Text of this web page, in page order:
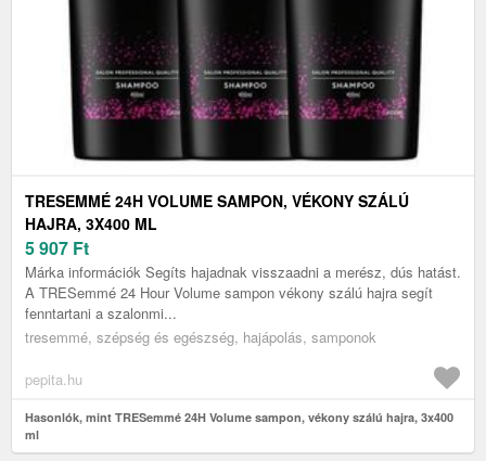
TRESEMMÉ 24H VOLUME SAMPON, VÉKONY SZÁLÚ
HAJRA, 3X400 ML
5 907 Ft
Márka információk Segíts hajadnak visszaadni a merész, dús hatást.
A TRESemmé 24 Hour Volume sampon vékony szálú hajra segít
fenntartani a szalonmi...
tresemmé, szépség és egészség, hajápolás, samponok
pepita.hu
Hasonlók, mint TRESemmé 24H Volume sampon, vékony szálú hajra, 3x400
ml